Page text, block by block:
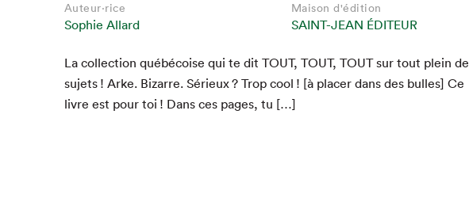
Auteur·rice
Sophie Allard
Maison d'édition
SAINT-JEAN ÉDITEUR
La col­lec­tion québé­coise qui te dit TOUT, TOUT, TOUTsur tout plein de
sujets ! Arke. Bizarre. Sérieux ? Trop cool ! [à plac­er dans des bulles] Ce
livre est pour toi ! Dans ces pages, tu […]